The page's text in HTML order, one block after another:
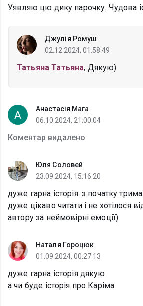
Уявляю цю дику парочку. Чудова
Джулія Ромуш
02.12.2024, 01:58:49
Татьяна Татьяна, Дякую)
Анастасія Мага
06.10.2024, 21:00:04
Коментар видалено
Юля Соловей
23.09.2024, 15:16:20
дуже гарна історія. з початку
дуже цікаво читати і не хотілося
автору за неймовірні емоції)
Наталя Гороцюк
01.09.2024, 00:27:13
дуже гарна історія дякую
а чи буде історія про Каріма